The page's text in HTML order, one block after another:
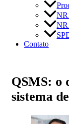
Contato
QSMS: o
sistema